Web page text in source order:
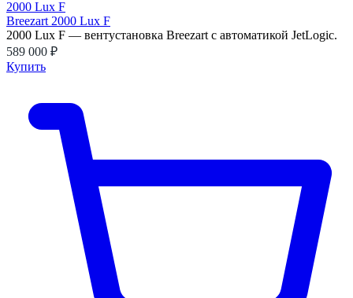
Breezart 2000 Lux F
2000 Lux F — вентустановка Breezart с автоматикой JetLogic.
589 000 ₽
Купить